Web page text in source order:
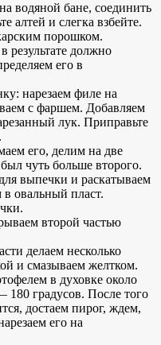
водяной бане, соединить
алтей и слегка взбейте.
порошком.
должно
его в
нарезаем филе на
с фаршем. Добавляем
лук. Приправьте
его, делим на две
чуть больше второго.
выпечки и раскатываем
овальный пласт.
второй частью
делаем несколько
и смазываем желтком.
в духовке около
180 градусов. После того
достаем пирог, ждем,
его на